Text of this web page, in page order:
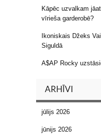
Kāpēc uzvalkam
vīrieša garderobē?
Ikoniskais Džeks
Siguldā
A$AP Rocky
ARHĪVI
jūlijs 2026
jūnijs 2026